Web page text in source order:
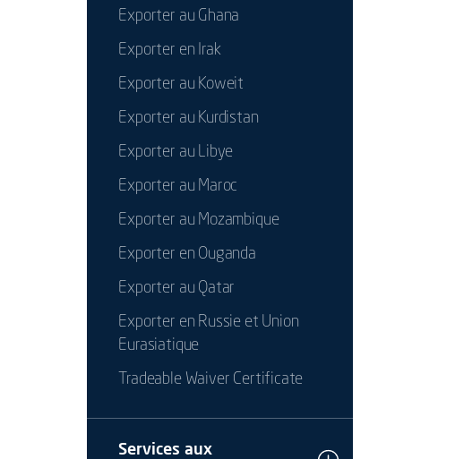
Exporter au Ghana
Exporter en Irak
Exporter au Koweit
Exporter au Kurdistan
Exporter au Libye
Exporter au Maroc
Exporter au Mozambique
Exporter en Ouganda
Exporter au Qatar
Exporter en Russie et Union
Eurasiatique
Tradeable Waiver Certificate
Services aux